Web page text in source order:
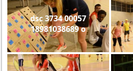
dsc 3734 00057
18981038689 o